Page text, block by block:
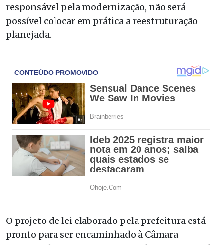
responsável pela modernização, não será
possível colocar em prática a reestruturação
planejada.
O projeto de lei elaborado pela prefeitura está
pronto para ser encaminhado à Câmara